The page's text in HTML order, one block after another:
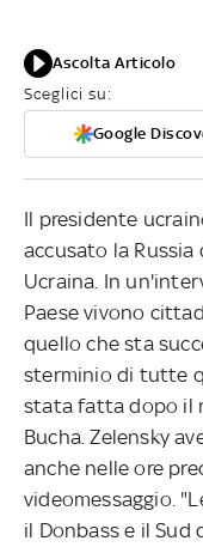
Ascolta Articolo
Sceglici su:
Google
Il presidente
accusato la
Ucraina. In
Paese vivono
quello che sta
sterminio di tutte
stata fatta dopo il
Bucha. Zelensky
anche nelle ore
videomessaggio.
il Donbass e il